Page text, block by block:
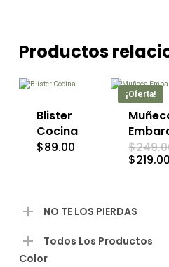
Productos
Blister
Cocina
$89.00
¡Oferta!
Este
producto
múltiples
variantes.
Las
pueden
elegir
de
$
$219.00
NO TE LOS PIERDAS
Todos Los Productos
Color